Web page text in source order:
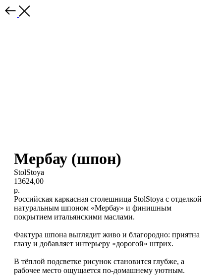
Мербау (шпон)
StolStoya
13624,00
р.
Российская каркасная столешница StolStoya с отделкой
натуральным шпоном «Мербау» и финишным
покрытием итальянскими маслами.
Фактура шпона выглядит живо и благородно: приятна
глазу и добавляет интерьеру «дорогой» штрих.
В тёплой подсветке рисунок становится глубже, а
рабочее место ощущается по‑домашнему уютным.